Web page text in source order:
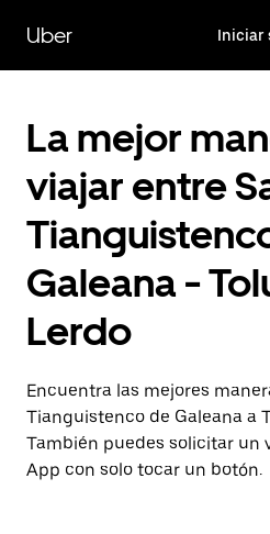
contenido
principal
Uber Iniciar
La mejor
viajar entre
Galeana -
Lerdo
Encuentra las mejores
Tianguistenco de Galeana a
También puedes solicitar un
App con solo tocar un botón.